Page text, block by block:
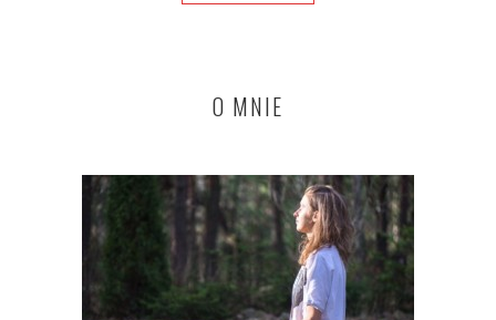
O MNIE